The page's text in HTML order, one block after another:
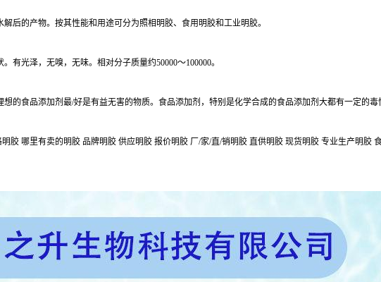
后的产物。按其性能和用途可分为照相明胶、食用明胶和工业明胶。
有光泽，无嗅，无味。相对分子质量约50000～100000。
的食品添加剂最/好是有益无害的物质。食品添加剂，特别是化学合成的食品添加剂大都有一定的毒
胶 哪里有卖的明胶 品牌明胶 供应明胶 报价明胶 厂/家/直/销明胶 直供明胶 现货明胶 专业生产明胶